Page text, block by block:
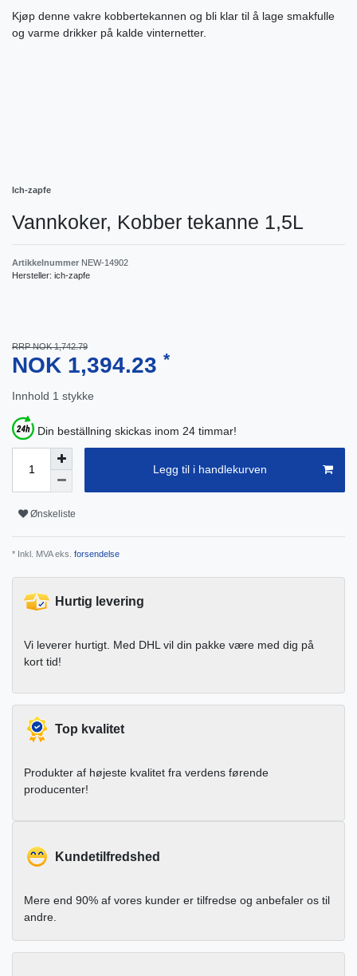
Kjøp denne vakre kobbertekannen og bli klar til å lage smakfulle
og varme drikker på kalde vinternetter.
Ich-zapfe
Vannkoker, Kobber tekanne 1,5L
Artikkelnummer NEW-14902
Hersteller: ich-zapfe
RRP NOK 1,742.79
NOK 1,394.23 *
Innhold 1 stykke
Din beställning skickas inom 24 timmar!
Legg til i handlekurven
Ønskeliste
* Inkl. MVA eks. forsendelse
Hurtig levering
Vi leverer hurtigt. Med DHL vil din pakke være med dig på
kort tid!
Top kvalitet
Produkter af højeste kvalitet fra verdens førende
producenter!
Kundetilfredshed
Mere end 90% af vores kunder er tilfredse og anbefaler os til
andre.